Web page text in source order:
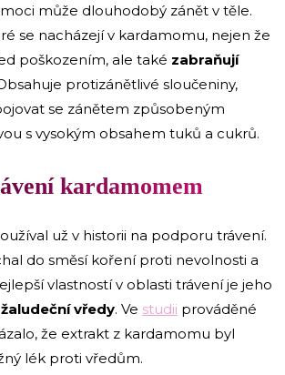
může dlouhodobý zánět v těle.
se nacházejí v kardamomu, nejen že
poškozením, ale také zabraňují
protizánětlivé sloučeniny,
se zánětem způsobeným
s vysokým obsahem tuků a cukrů.
kardamomem
už v historii na podporu trávení.
do směsí koření proti nevolnosti a
vlastností v oblasti trávení je jeho
vředy. Ve studii prováděné
že extrakt z kardamomu byl
lék proti vředům.